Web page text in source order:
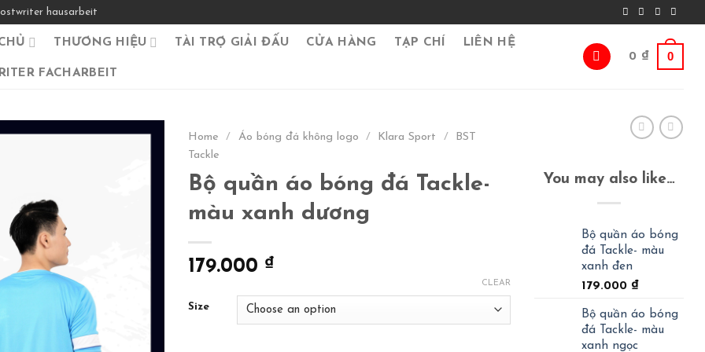
hausarbeit
THƯƠNG HIỆU TÀI TRỢ GIẢI ĐẤU CỬA HÀNG TẠP CHÍ LIÊN HỆ
FACHARBEIT
0 ₫ 0
Home / Áo bóng đá không logo / Klara Sport /
BST
Tackle
Bộ quần áo bóng đá Tackle-
màu xanh dương
179.000 ₫
Size
CLEAR
You may also like…
Bộ quần áo bóng
đá Tackle- màu
xanh đen
179.000 ₫
Bộ quần áo bóng
đá Tackle- màu
xanh ngọc